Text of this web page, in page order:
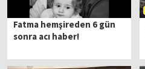
Fatma hemşireden 6 gün
sonra acı haber!